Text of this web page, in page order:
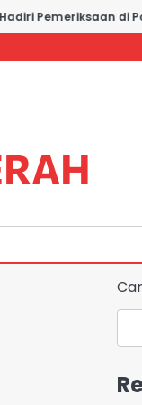
Pemeriksaan di